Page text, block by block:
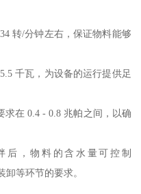
转/分钟左右，保证物料能够
千瓦，为设备的运行提供足
在 0.4 - 0.8 兆帕之间，以确
，物料的含水量可控制
卸等环节的要求。